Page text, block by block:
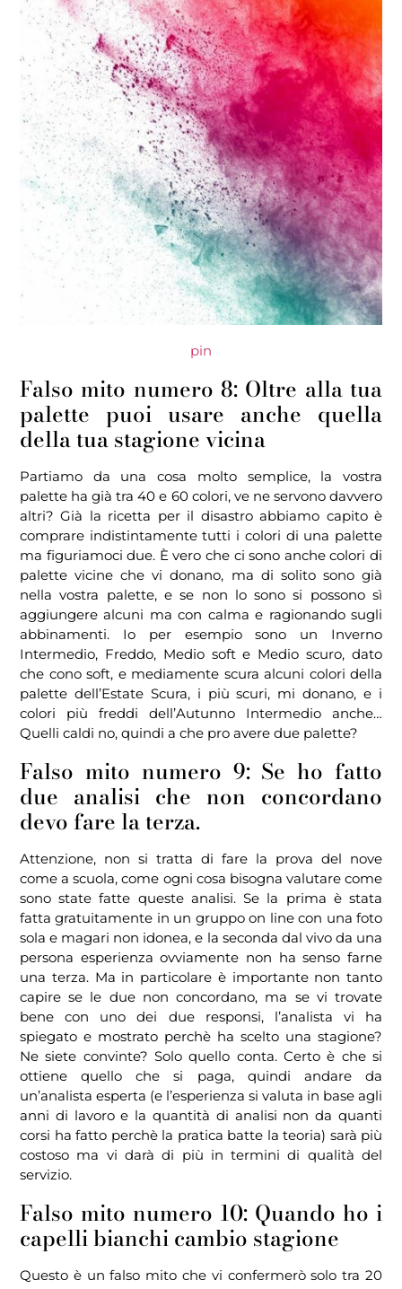
pin
Falso mito numero 8: Oltre alla tua
palette puoi usare anche quella
della tua stagione vicina
Partiamo da una cosa molto semplice, la vostra
palette ha già tra 40 e 60 colori, ve ne servono davvero
altri? Già la ricetta per il disastro abbiamo capito è
comprare indistintamente tutti i colori di una palette
ma figuriamoci due. È vero che ci sono anche colori di
palette vicine che vi donano, ma di solito sono già
nella vostra palette, e se non lo sono si possono sì
aggiungere alcuni ma con calma e ragionando sugli
abbinamenti. Io per esempio sono un Inverno
Intermedio, Freddo, Medio soft e Medio scuro, dato
che cono soft, e mediamente scura alcuni colori della
palette dell’Estate Scura, i più scuri, mi donano, e i
colori più freddi dell’Autunno Intermedio anche…
Quelli caldi no, quindi a che pro avere due palette?
Falso mito numero 9: Se ho fatto
due analisi che non concordano
devo fare la terza.
Attenzione, non si tratta di fare la prova del nove
come a scuola, come ogni cosa bisogna valutare come
sono state fatte queste analisi. Se la prima è stata
fatta gratuitamente in un gruppo on line con una foto
sola e magari non idonea, e la seconda dal vivo da una
persona esperienza ovviamente non ha senso farne
una terza. Ma in particolare è importante non tanto
capire se le due non concordano, ma se vi trovate
bene con uno dei due responsi, l’analista vi ha
spiegato e mostrato perchè ha scelto una stagione?
Ne siete convinte? Solo quello conta. Certo è che si
ottiene quello che si paga, quindi andare da
un’analista esperta (e l’esperienza si valuta in base agli
anni di lavoro e la quantità di analisi non da quanti
corsi ha fatto perchè la pratica batte la teoria) sarà più
costoso ma vi darà di più in termini di qualità del
servizio.
Falso mito numero 10: Quando ho i
capelli bianchi cambio stagione
Questo è un falso mito che vi confermerò solo tra 20